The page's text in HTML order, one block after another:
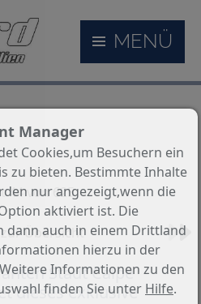
MENÜ
44 von 625
Übersicht
Stadt Calpe
dieses exklusive
Manager
Cookies,um Besuchern ein
zu bieten. Bestimmte Inhalte
nur angezeigt,wenn die
aktiviert ist. Die
dann auch in einem Drittland
hierzu in der
Informationen zu den
finden Sie unter Hilfe.